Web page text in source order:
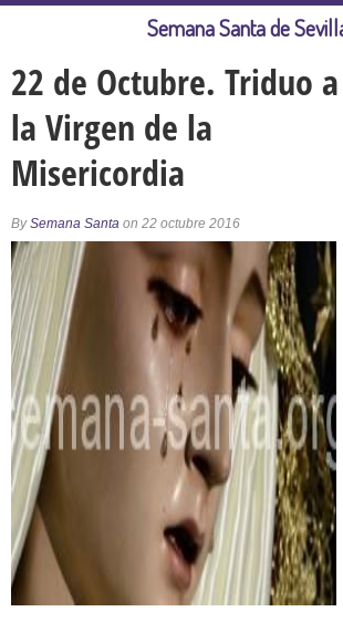
22 de Octubre. Triduo a
la Virgen de la
Misericordia
BySemana Santa on 22 octubre 2016
Semana Santa de